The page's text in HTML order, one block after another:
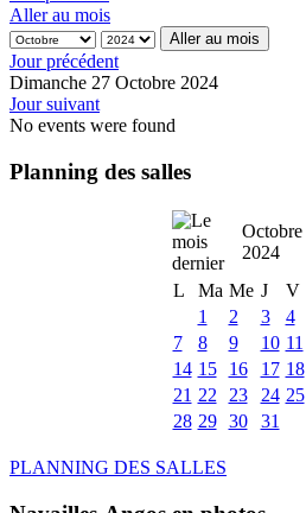
Aller au mois
Aller au mois
Jour précédent
Dimanche 27 Octobre 2024
Jour suivant
No events were found
Planning des salles
Octobre
2024
L
Ma Me J V
1
2 3 4
7
8 9 10 11
14 15 16 17 18
21 22 23 24 25
28 29 30 31
PLANNING DES SALLES